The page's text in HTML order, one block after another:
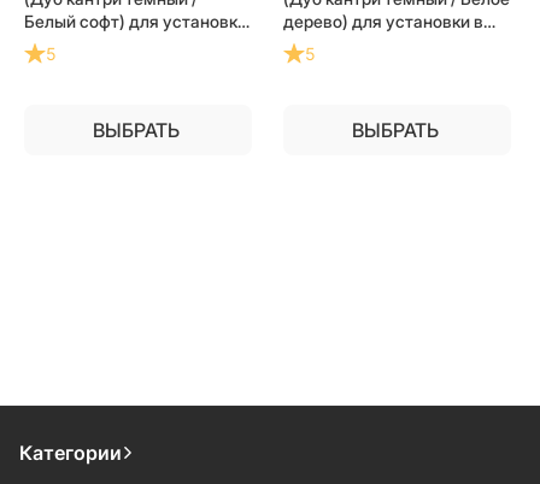
Белый софт) для установки
в квартиру
5
ВЫБРАТЬ
дерево) для установки в
квартиру
5
ВЫБРАТЬ
Категории